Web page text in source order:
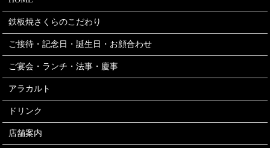
鉄板焼さくらのこだわり
ご接待・記念日・誕生日・お顔合わせ
ご宴会・ランチ・法事・慶事
アラカルト
ドリンク
店舗案内